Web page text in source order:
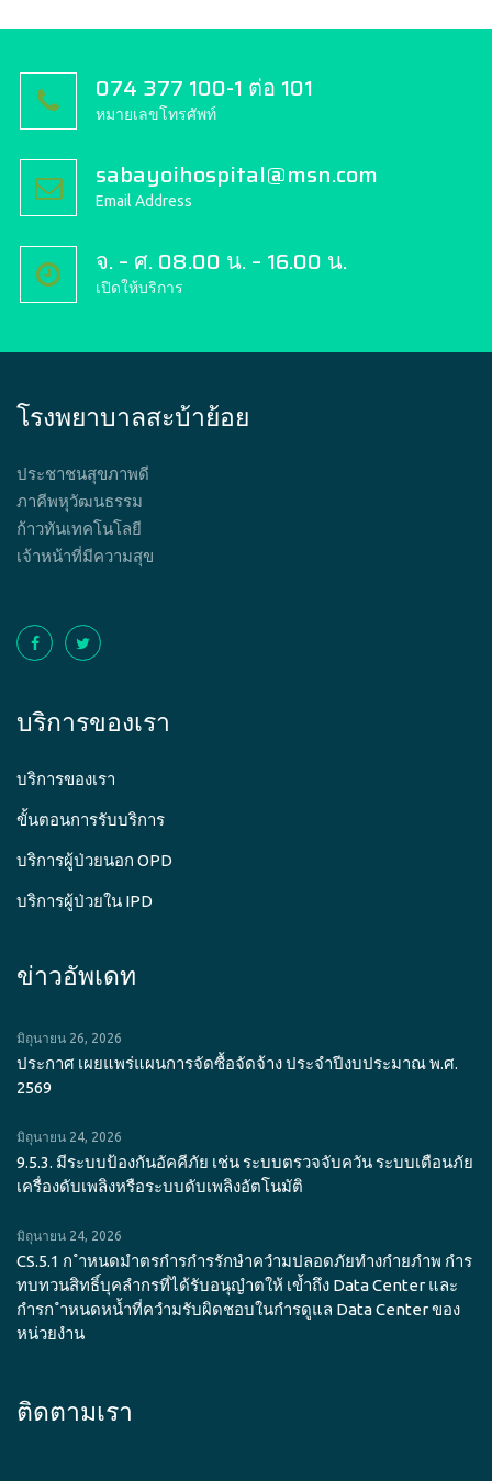
074 377 100-1 ต่อ 101
หมายเลขโทรศัพท์
sabayoihospital@msn.com
Email Address
จ. – ศ. 08.00 น. – 16.00 น.
เปิดให้บริการ
โรงพยาบาลสะบ้าย้อย
ประชาชนสุขภาพดี
ภาคีพหุวัฒนธรรม
ก้าวทันเทคโนโลยี
เจ้าหน้าที่มีความสุข
บริการของเรา
บริการของเรา
ขั้นตอนการรับบริการ
บริการผู้ป่วยนอก OPD
บริการผู้ป่วยใน IPD
ข่าวอัพเดท
มิถุนายน 26, 2026
ประกาศ เผยแพร่แผนการจัดซื้อจัดจ้าง ประจำปีงบประมาณ พ.ศ.
2569
มิถุนายน 24, 2026
9.5.3. มีระบบป้องกันอัคคีภัย เช่น ระบบตรวจจับควัน ระบบเตือนภัย
เครื่องดับเพลิงหรือระบบดับเพลิงอัตโนมัติ
มิถุนายน 24, 2026
CS.5.1 ก ำหนดมำตรกำรกำรรักษำควำมปลอดภัยทำงกำยภำพ กำร
ทบทวนสิทธิ์บุคลำกรที่ได้รับอนุญำตให้ เข้ำถึง Data Center และ
กำรก ำหนดหน้ำที่ควำมรับผิดชอบในกำรดูแล Data Center ของ
หน่วยงำน
ติดตามเรา